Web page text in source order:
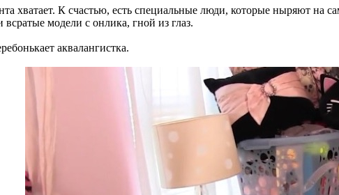
хватает. К счастью, есть специальные люди, которые ныряют на
модели с онлика, гной из глаз.
аквалангистка.